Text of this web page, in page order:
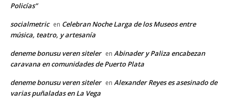
Policías”
socialmetric en Celebran Noche Larga de los Museos entre
música, teatro, y artesanía
deneme bonusu veren siteler en Abinader y Paliza encabezan
caravana en comunidades de Puerto Plata
deneme bonusu veren siteler en Alexander Reyes es asesinado de
varias puñaladas en La Vega